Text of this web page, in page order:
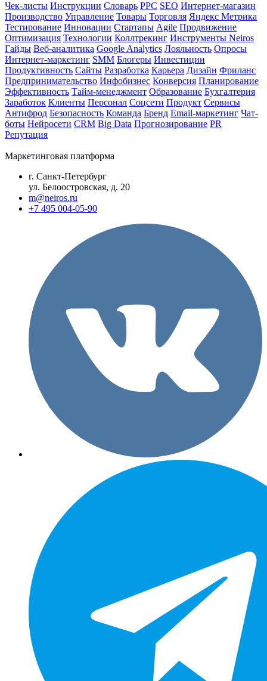
Чек-листы Инструкции Словарь PPC SEO Интернет-магазин
Производство Управление Товары Торговля Яндекс Метрика
Тестирование Инновации Стартапы Agile Продвижение
Оптимизация Технологии Коллтрекинг Инструменты Neiros
Гайды Веб-аналитика Google Analytics Лояльность Опросы
Интернет-маркетинг SMM Блогеры Инвестиции
Продуктивность Сайты Разработка Карьера Дизайн Фриланс
Предпринимательство Инфобизнес Конверсия Планирование
Эффективность Тайм-менеджмент Образование Бухгалтерия
Заработок Клиенты Персонал Соцсети Продукт Сервисы
Антифрод Безопасность Команда Бренд Email-маркетинг Чат-
боты Нейросети CRM Big Data Прогнозирование PR
Репутация
Маркетинговая платформа
г. Санкт-Петербург
ул. Белоостровская, д. 20
m@neiros.ru
+7 495 004-05-90